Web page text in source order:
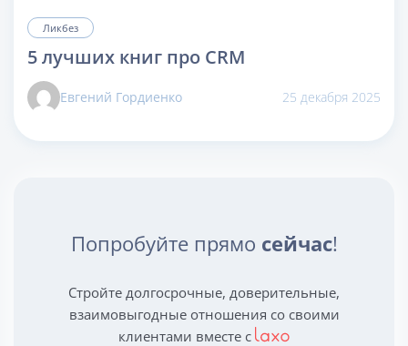
Ликбез
5 лучших книг про CRM
Евгений Гордиенко 25 декабря 2025
Попробуйте прямо сейчас!
Стройте долгосрочные, доверительные,
взаимовыгодные отношения со своими
клиентами вместе с